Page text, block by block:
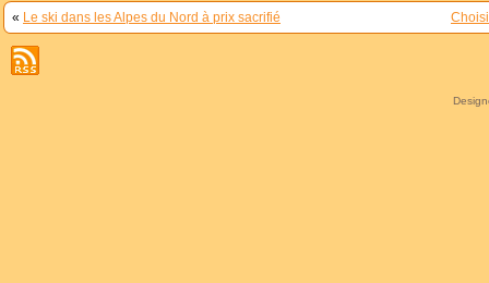
« Le ski dans les Alpes du Nord à prix sacrifié